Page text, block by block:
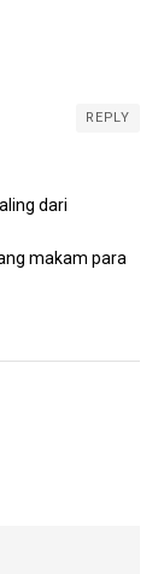
REPLY
dari
makam para